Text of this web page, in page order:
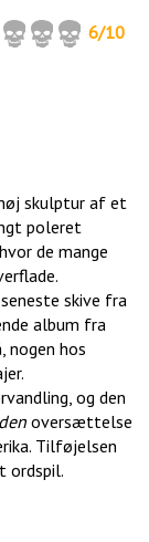
6/10
skulptur af et
poleret
de mange
skive fra
album fra
nogen hos
og den
den oversættelse
Tilføjelsen
ordspil.